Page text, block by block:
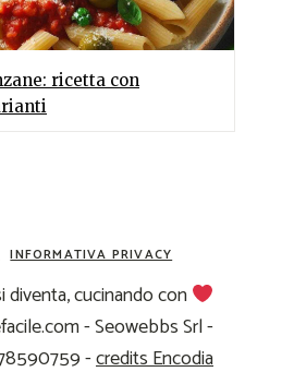
ricetta con
INFORMATIVA PRIVACY
diventa, cucinando con
- Seowebbs Srl -
-credits Encodia